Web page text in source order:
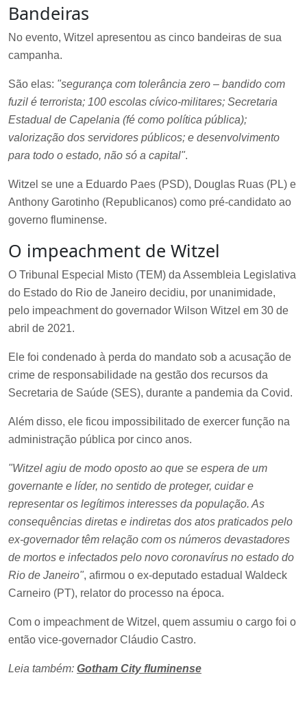
Bandeiras
No evento, Witzel apresentou as cinco bandeiras de sua
campanha.
São elas: "segurança com tolerância zero – bandido com
fuzil é terrorista; 100 escolas cívico-militares; Secretaria
Estadual de Capelania (fé como política pública);
valorização dos servidores públicos; e desenvolvimento
para todo o estado, não só a capital".
Witzel se une a Eduardo Paes (PSD), Douglas Ruas (PL) e
Anthony Garotinho (Republicanos) como pré-candidato ao
governo fluminense.
O impeachment de Witzel
O Tribunal Especial Misto (TEM) da Assembleia Legislativa
do Estado do Rio de Janeiro decidiu, por unanimidade,
pelo impeachment do governador Wilson Witzel em 30 de
abril de 2021.
Ele foi condenado à perda do mandato sob a acusação de
crime de responsabilidade na gestão dos recursos da
Secretaria de Saúde (SES), durante a pandemia da Covid.
Além disso, ele ficou impossibilitado de exercer função na
administração pública por cinco anos.
"Witzel agiu de modo oposto ao que se espera de um
governante e líder, no sentido de proteger, cuidar e
representar os legítimos interesses da população. As
consequências diretas e indiretas dos atos praticados pelo
ex-governador têm relação com os números devastadores
de mortos e infectados pelo novo coronavírus no estado do
Rio de Janeiro", afirmou o ex-deputado estadual Waldeck
Carneiro (PT), relator do processo na época.
Com o impeachment de Witzel, quem assumiu o cargo foi o
então vice-governador Cláudio Castro.
Leia também: Gotham City fluminense